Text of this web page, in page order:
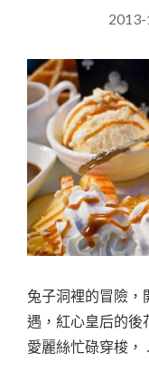
兔子洞裡的冒險，
遇，紅心皇后的後
愛麗絲忙碌穿梭，